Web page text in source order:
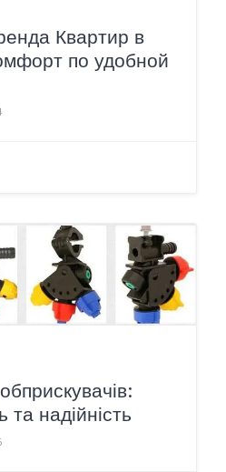
Квартир в
по удобной
та надійність